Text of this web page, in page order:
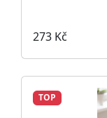
273 Kč
TOP